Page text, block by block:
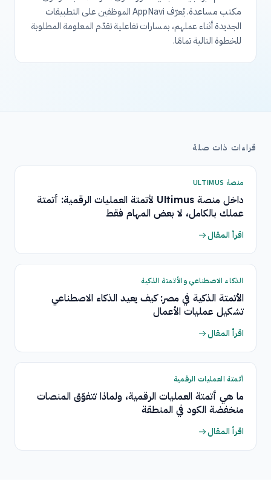
مكتب مساعدة. يُعرّف AppNavi الموظفين على التطبيقات
الجديدة أثناء عملهم، بمسارات تفاعلية تقدّم المعلومة المطلوبة
للخطوة التالية تمامًا.
قراءات ذات صلة
منصة ULTIMUS
داخل منصة Ultimus لأتمتة العمليات الرقمية: أتمتة
عملك بالكامل، لا بعض المهام فقط
اقرأ المقال
الذكاء الاصطناعي والأتمتة الذكية
الأتمتة الذكية في مصر: كيف يعيد الذكاء الاصطناعي
تشكيل عمليات الأعمال
اقرأ المقال
أتمتة العمليات الرقمية
ما هي أتمتة العمليات الرقمية، ولماذا تتفوّق المنصات
منخفضة الكود في المنطقة
اقرأ المقال